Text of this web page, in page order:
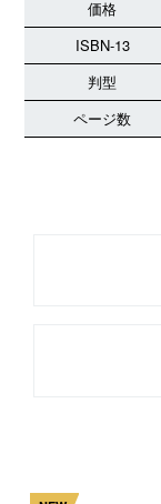
価格
ISBN-13
判型
ページ数